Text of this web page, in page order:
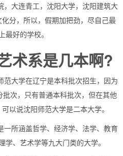
大连青工，沈阳大学，沈阳建筑大
分，所以，假期加把劲，尽自己最
最好的学校。
术系是几本啊?
大学在辽宁是本科批次招生，因为
次，只有普通本科批次，但在其他
以说沈阳师范大学是二本大学。
所涵盖哲学、经济学、法学、教育
、艺术学等九大门类的大学。